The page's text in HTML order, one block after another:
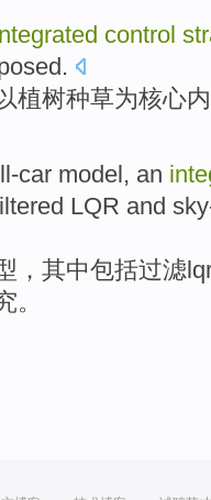
control
.
植树种草为核心
car model, an
LQR and
， 其中包括过滤
。